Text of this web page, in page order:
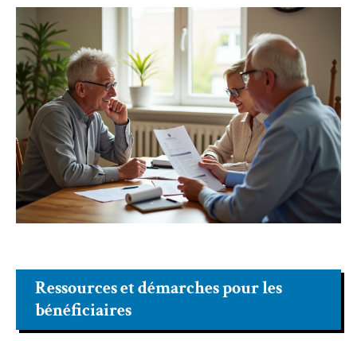
Ressources et démarches pour les
bénéficiaires